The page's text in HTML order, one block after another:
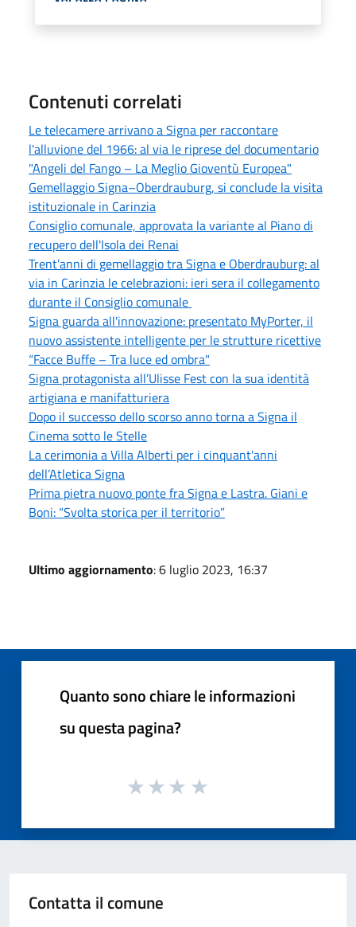
Contenuti correlati
Le telecamere arrivano a Signa per raccontare
l'alluvione del 1966: al via le riprese del documentario
"Angeli del Fango – La Meglio Gioventù Europea"
Gemellaggio Signa–Oberdrauburg, si conclude la visita
istituzionale in Carinzia
Consiglio comunale, approvata la variante al Piano di
recupero dell'Isola dei Renai
Trent’anni di gemellaggio tra Signa e Oberdrauburg: al
via in Carinzia le celebrazioni: ieri sera il collegamento
durante il Consiglio comunale
Signa guarda all'innovazione: presentato MyPorter, il
nuovo assistente intelligente per le strutture ricettive
“Facce Buffe – Tra luce ed ombra"
Signa protagonista all’Ulisse Fest con la sua identità
artigiana e manifatturiera
Dopo il successo dello scorso anno torna a Signa il
Cinema sotto le Stelle
La cerimonia a Villa Alberti per i cinquant'anni
dell’Atletica Signa
Prima pietra nuovo ponte fra Signa e Lastra. Giani e
Boni: “Svolta storica per il territorio”
Ultimo aggiornamento: 6 luglio 2023, 16:37
Quanto sono chiare le informazioni
su questa pagina?
Contatta il comune